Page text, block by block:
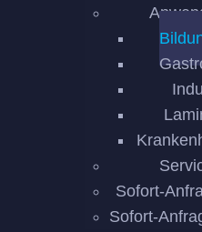
Sofort-
Sofort-